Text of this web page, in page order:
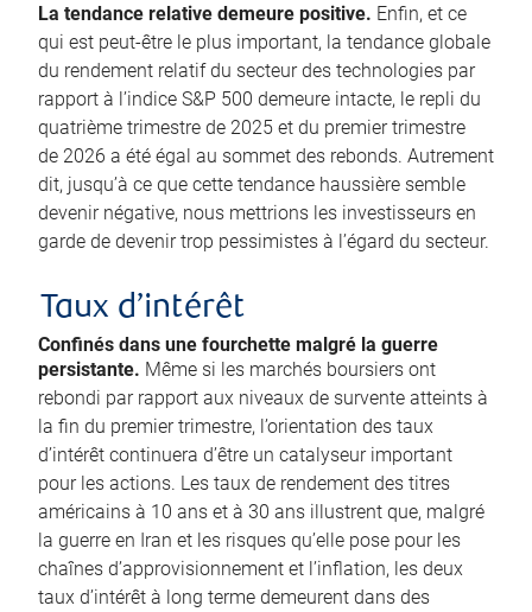
La tendance relative demeure positive. Enfin, et ce
qui est peut-être le plus important, la tendance globale
du rendement relatif du secteur des technologies par
rapport à l’indice S&P 500 demeure intacte, le repli du
quatrième trimestre de 2025 et du premier trimestre
de 2026 a été égal au sommet des rebonds. Autrement
dit, jusqu’à ce que cette tendance haussière semble
devenir négative, nous mettrions les investisseurs en
garde de devenir trop pessimistes à l’égard du secteur.
Taux d’intérêt
Confinés dans une fourchette malgré la guerre
persistante. Même si les marchés boursiers ont
rebondi par rapport aux niveaux de survente atteints à
la fin du premier trimestre, l’orientation des taux
d’intérêt continuera d’être un catalyseur important
pour les actions. Les taux de rendement des titres
américains à 10 ans et à 30 ans illustrent que, malgré
la guerre en Iran et les risques qu’elle pose pour les
chaînes d’approvisionnement et l’inflation, les deux
taux d’intérêt à long terme demeurent dans des